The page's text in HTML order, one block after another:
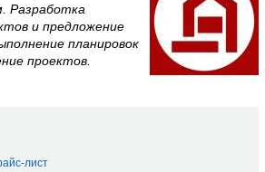
Разработка
и предложение
планировок
проектов.
лист